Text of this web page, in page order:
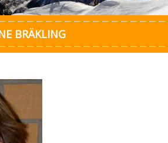
BRÄKLING